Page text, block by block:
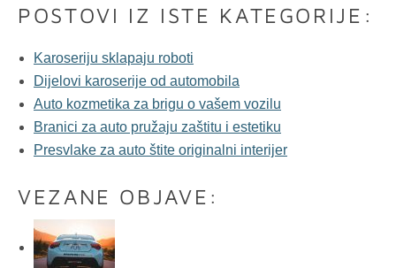
POSTOVI IZ ISTE KATEGORIJE:
Karoseriju sklapaju roboti
Dijelovi karoserije od automobila
Auto kozmetika za brigu o vašem vozilu
Branici za auto pružaju zaštitu i estetiku
Presvlake za auto štite originalni interijer
VEZANE OBJAVE: